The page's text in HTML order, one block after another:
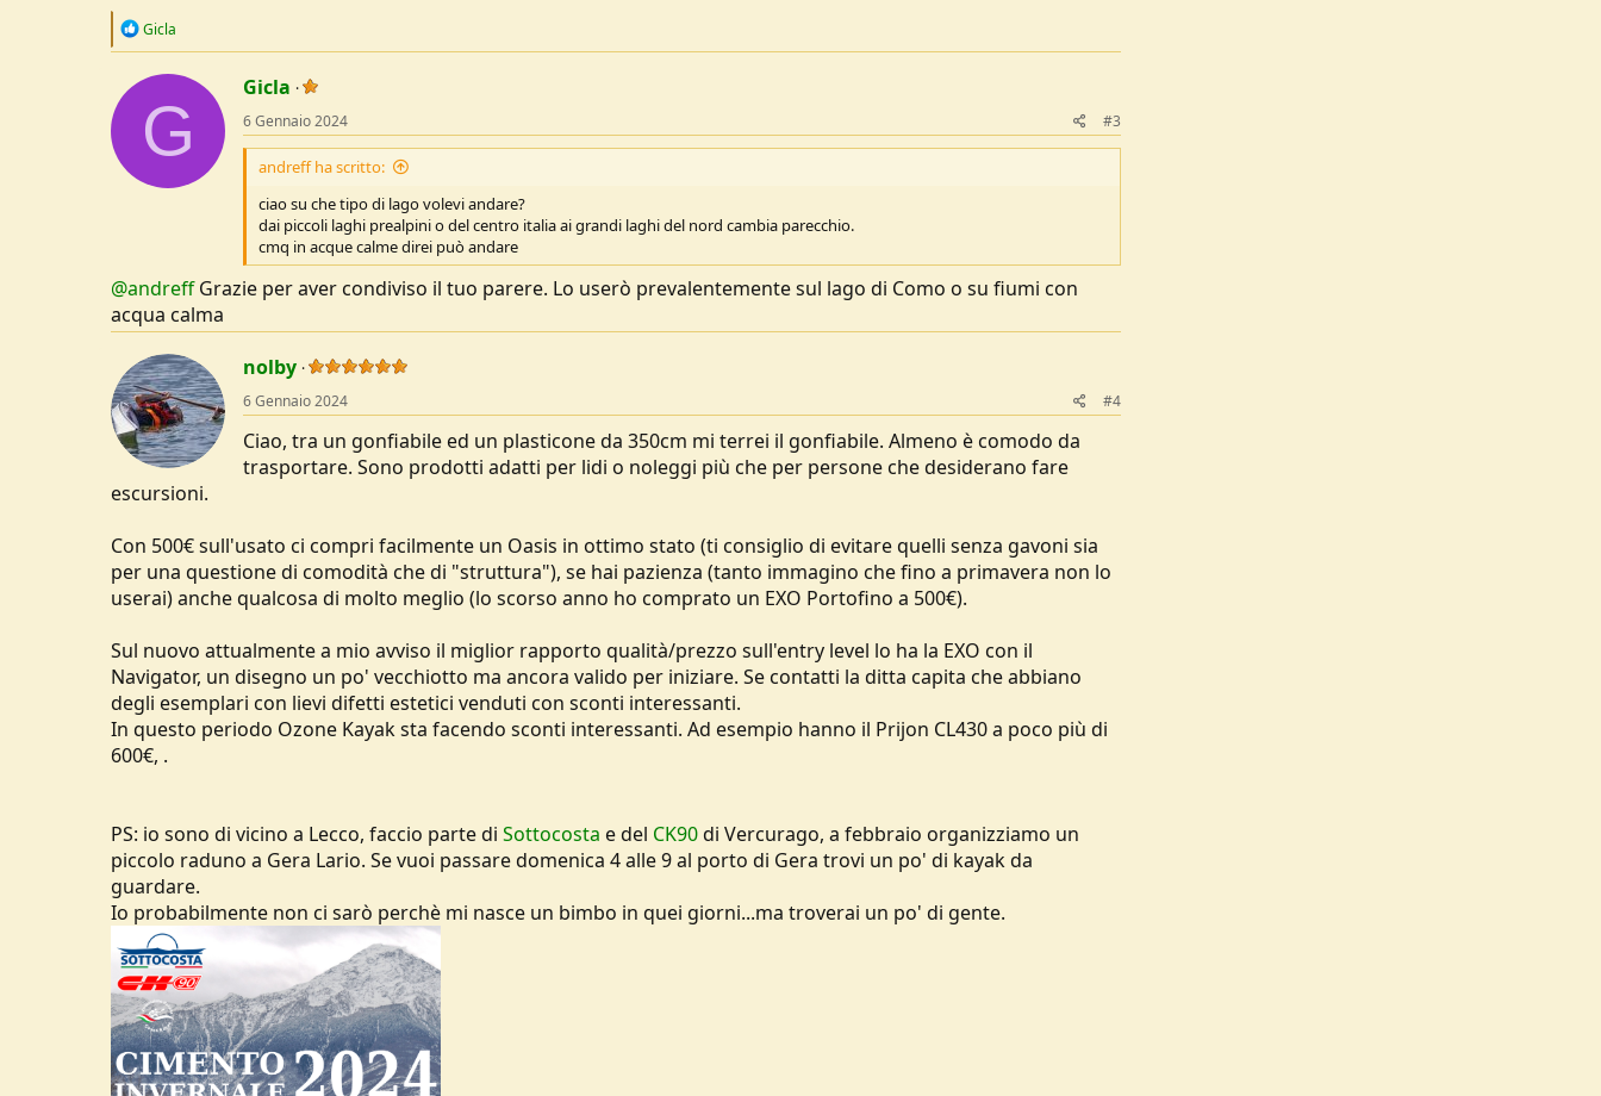
R
c
o
s
Gicla
G
Gicla
6 Gennaio 2024 #3
andreff ha scritto:
ciao su che tipo di lago volevi andare?
dai piccoli laghi prealpini o del centro italia ai grandi laghi del nord cambia parecchio.
cmq in acque calme direi può andare
@andreffGrazie per aver condiviso il tuo parere. Lo userò prevalentemente sul lago di Como o su fiumi con
acqua calma
nolby
6 Gennaio 2024 #4
Ciao, tra un gonfiabile ed un plasticone da 350cm mi terrei il gonfiabile. Almeno è comodo da
trasportare. Sono prodotti adatti per lidi o noleggi più che per persone che desiderano fare
escursioni.
Con 500€ sull'usato ci compri facilmente un Oasis in ottimo stato (ti consiglio di evitare quelli senza gavoni sia
per una questione di comodità che di "struttura"), se hai pazienza (tanto immagino che fino a primavera non lo
userai) anche qualcosa di molto meglio (lo scorso anno ho comprato un EXO Portofino a 500€).
Sul nuovo attualmente a mio avviso il miglior rapporto qualità/prezzo sull'entry level lo ha la EXO con il
Navigator, un disegno un po' vecchiotto ma ancora valido per iniziare. Se contatti la ditta capita che abbiano
degli esemplari con lievi difetti estetici venduti con sconti interessanti.
In questo periodo Ozone Kayak sta facendo sconti interessanti. Ad esempio hanno il Prijon CL430 a poco più di
600€, .
PS: io sono di vicino a Lecco, faccio parte di Sottocosta e del CK90di Vercurago, a febbraio organizziamo un
piccolo raduno a Gera Lario. Se vuoi passare domenica 4 alle 9 al porto di Gera trovi un po' di kayak da
guardare.
Io probabilmente non ci sarò perchè mi nasce un bimbo in quei giorni...ma troverai un po' di gente.